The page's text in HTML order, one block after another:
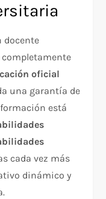
docente
oficial
una garantía de
está
cada vez más
dinámico y